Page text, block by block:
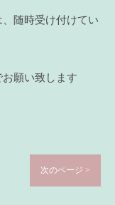
随時受け付けてい
願い致します
次のページ >